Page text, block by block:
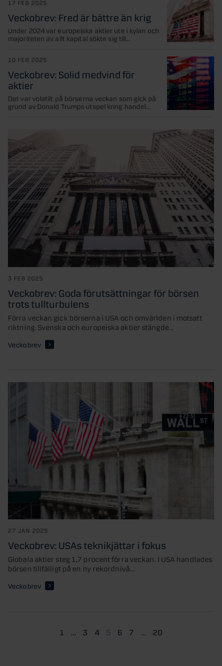
17 FEB 2025
Veckobrev: Fred är bättre än krig
Under 2024 var europeiska aktier ute i kylan och
majoriteten av allt kapital sökte sig till...
10 FEB 2025
Veckobrev: Solid medvind för
aktier
Det var volatilt på börserna veckan som gick på
grund av Donald Trumps utspel kring handel...
3 FEB 2025
Veckobrev: Goda förutsättningar för börsen
trots tullturbulens
Förra veckan gick börserna i USA och omvärlden i motsatt
riktning. Svenska och europeiska aktier stängde...
Veckobrev
27 JAN 2025
Veckobrev: USAs teknikjättar i fokus
Globala aktier steg 1,7 procent förra veckan. I USA handlades
börsen tillfälligt på en ny rekordnivå...
Veckobrev
1 3 4 5 6 7 20